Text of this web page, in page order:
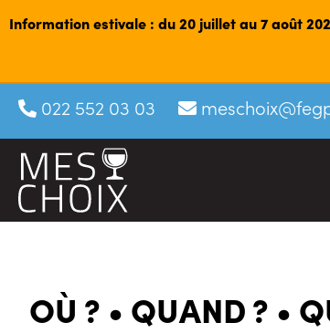
Information estivale : du 20 juillet au 7 août
022 552 03 03
OÙ ? • QUAND ? •